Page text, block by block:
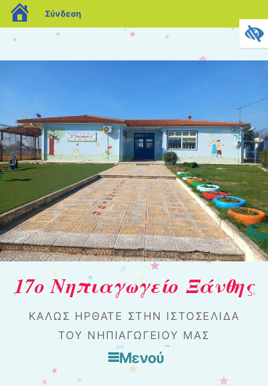
blogs.sch.gr
Σύνδεση
17ο Νηπιαγωγείο Ξάνθης
ΚΑΛΏΣ ΉΡΘΑΤΕ ΣΤΗΝ ΙΣΤΟΣΕΛΊΔΑ
ΤΟΥ ΝΗΠΙΑΓΩΓΕΊΟΥ ΜΑΣ
Μενού
Μετάβαση στο περιεχόμενο